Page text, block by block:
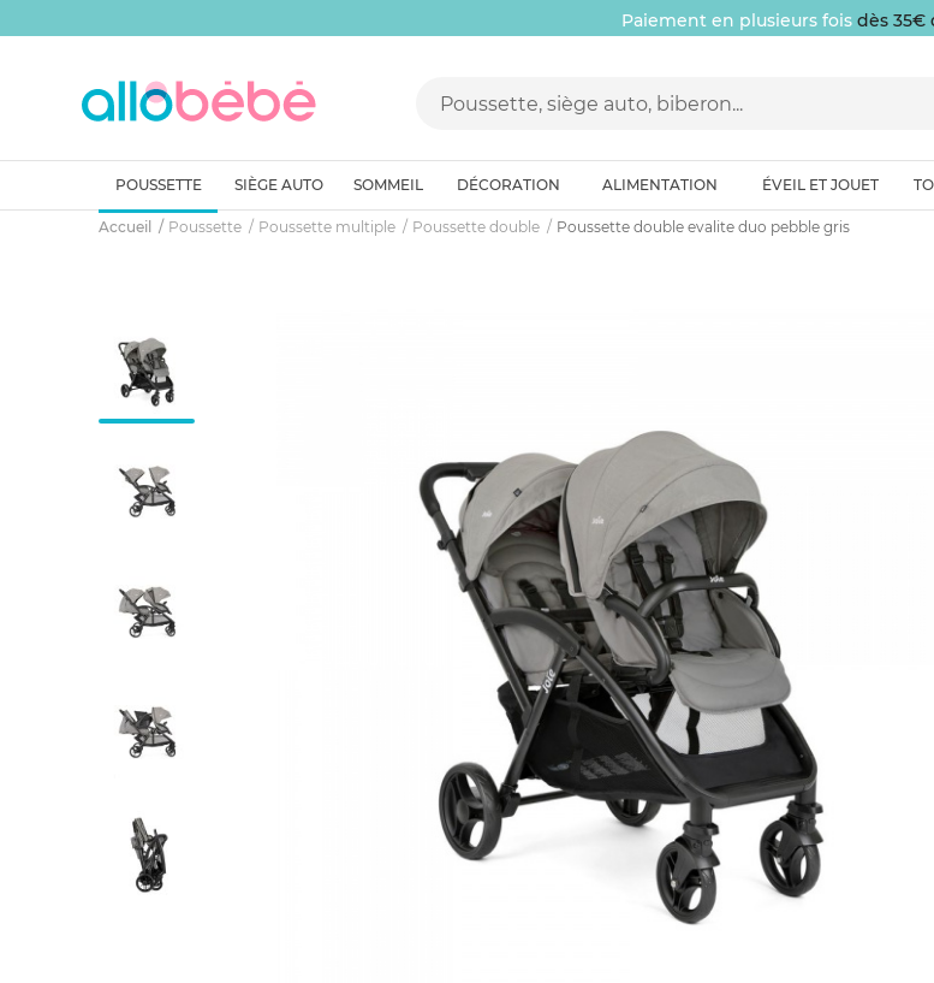
Paiement en plusieurs fois dès 35€
POUSSETTE SIÈGE AUTO SOMMEIL DÉCORATION ALIMENTATION ÉVEIL ET JOUET
Accueil Poussette Poussette multiple Poussette double Poussette double evalite duo pebble gris